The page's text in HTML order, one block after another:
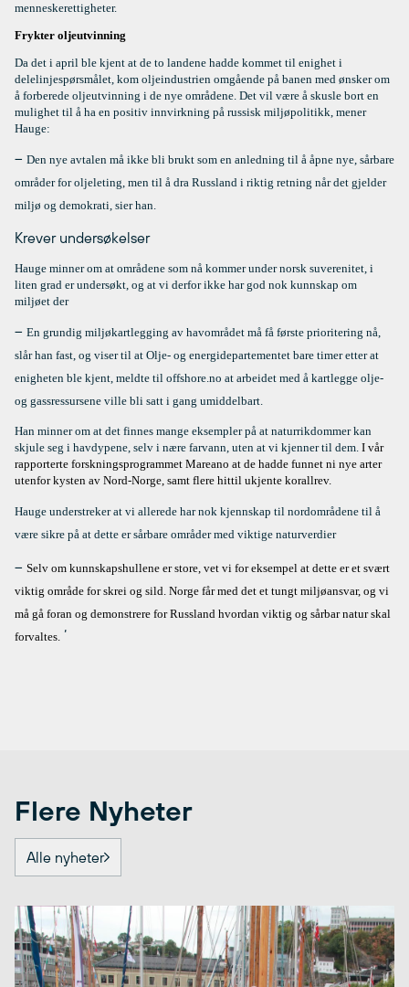
menneskerettigheter.
Frykter oljeutvinning
Da det i april ble kjent at de to landene hadde kommet til enighet i
delelinjespørsmålet, kom oljeindustrien omgående på banen med ønsker om
å forberede oljeutvinning i de nye områdene. Det vil være å skusle bort en
mulighet til å ha en positiv innvirkning på russisk miljøpolitikk, mener
Hauge:
– Den nye avtalen må ikke bli brukt som en anledning til å åpne nye, sårbare
områder for oljeleting, men til å dra Russland i riktig retning når det gjelder
miljø og demokrati, sier han.
Krever undersøkelser
Hauge minner om at områdene som nå kommer under norsk suverenitet, i
liten grad er undersøkt, og at vi derfor ikke har god nok kunnskap om
miljøet der
– En grundig miljøkartlegging av havområdet må få første prioritering nå,
slår han fast, og viser til at Olje- og energidepartementet bare timer etter at
enigheten ble kjent, meldte til offshore.no at arbeidet med å kartlegge olje-
og gassressursene ville bli satt i gang umiddelbart.
Han minner om at det finnes mange eksempler på at naturrikdommer kan
skjule seg i havdypene, selv i nære farvann, uten at vi kjenner til dem. I vår
rapporterte forskningsprogrammet Mareano at de hadde funnet ni nye arter
utenfor kysten av Nord-Norge, samt flere hittil ukjente korallrev.
Hauge understreker at vi allerede har nok kjennskap til nordområdene til å
være sikre på at dette er sårbare områder med viktige naturverdier
– Selv om kunnskapshullene er store, vet vi for eksempel at dette er et svært
viktig område for skrei og sild. Norge får med det et tungt miljøansvar, og vi
må gå foran og demonstrere for Russland hvordan viktig og sårbar natur skal
forvaltes. ‘
Flere Nyheter
Alle nyheter